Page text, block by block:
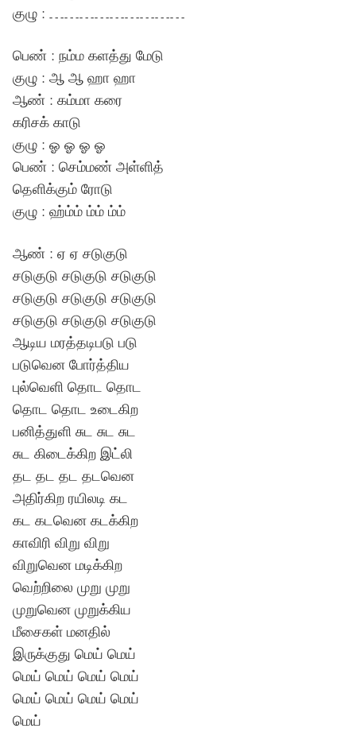
குழு : ………………………
பெண் : நம்ம களத்து மேடு
குழு : ஆ ஆ ஹா ஹா
ஆண் : கம்மா கரை
கரிசக் காடு
குழு : ஓ ஓ ஓ ஓ
பெண் : செம்மண் அள்ளித்
தெளிக்கும் ரோடு
குழு : ஹ்ம்ம் ம்ம் ம்ம்
ஆண் : ஏ ஏ சடுகுடு
சடுகுடு சடுகுடு சடுகுடு
சடுகுடு சடுகுடு சடுகுடு
சடுகுடு சடுகுடு சடுகுடு
ஆடிய மரத்தடிபடு படு
படுவென போர்த்திய
புல்வெளி தொட தொட
தொட தொட உடைகிற
பனித்துளி சுட சுட சுட
சுட கிடைக்கிற இட்லி
தட தட தட தடவென
அதிர்கிற ரயிலடி கட
கட கடவென கடக்கிற
காவிரி விறு விறு
விறுவென மடிக்கிற
வெற்றிலை முறு முறு
முறுவென முறுக்கிய
மீசைகள் மனதில்
இருக்குது மெய் மெய்
மெய் மெய் மெய் மெய்
மெய் மெய் மெய் மெய்
மெய்